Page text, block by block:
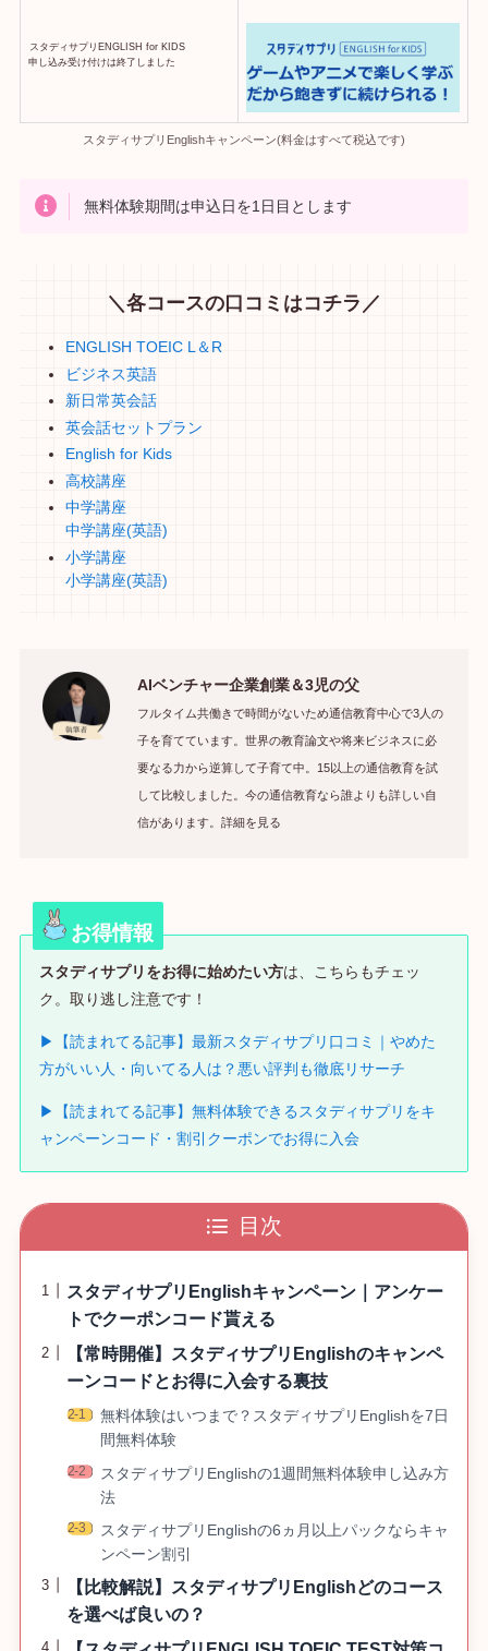
スタディサプリENGLISH for KIDS
申し込み受け付けは終了しました
スタディサプリEnglishキャンペーン(料金はすべて税込です)
無料体験期間は申込日を1日目とします
＼各コースの口コミはコチラ／
ENGLISH TOEIC L＆R
ビジネス英語
新日常英会話
英会話セットプラン
English for Kids
高校講座
中学講座
中学講座(英語)
小学講座
小学講座(英語)
AIベンチャー企業創業＆3児の父
フルタイム共働きで時間がないため通信教育中心で3人の
子を育てています。世界の教育論文や将来ビジネスに必
要なる力から逆算して子育て中。15以上の通信教育を試
して比較しました。今の通信教育なら誰よりも詳しい自
信があります。詳細を見る
お得情報
スタディサプリをお得に始めたい方は、こちらもチェッ
ク。取り逃し注意です！
▶【読まれてる記事】最新スタディサプリ口コミ｜やめた
方がいい人・向いてる人は？悪い評判も徹底リサーチ
▶【読まれてる記事】無料体験できるスタディサプリをキ
ャンペーンコード・割引クーポンでお得に入会
目次
スタディサプリEnglishキャンペーン｜アンケー
トでクーポンコード貰える
【常時開催】スタディサプリEnglishのキャンペ
ーンコードとお得に入会する裏技
無料体験はいつまで？スタディサプリEnglishを7日
間無料体験
スタディサプリEnglishの1週間無料体験申し込み方
法
スタディサプリEnglishの6ヵ月以上パックならキャ
ンペーン割引
【比較解説】スタディサプリEnglishどのコース
を選べば良いの？